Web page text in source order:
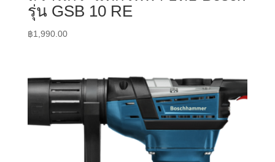
รุ่น GSB 10 RE
฿1,990.00